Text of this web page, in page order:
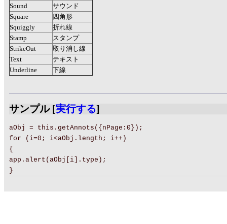
Sound
サウンド
Square
四角形
Squiggly
折れ線
Stamp
スタンプ
StrikeOut
取り消し線
Text
テキスト
Underline
下線
サンプル [実行する]
aObj = this.getAnnots({nPage:0});
for (i=0; i<aObj.length; i++)
{
app.alert(aObj[i].type);
}